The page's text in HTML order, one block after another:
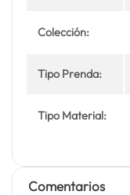
Colección:
Tipo Prenda:
Tipo Material:
Comentarios